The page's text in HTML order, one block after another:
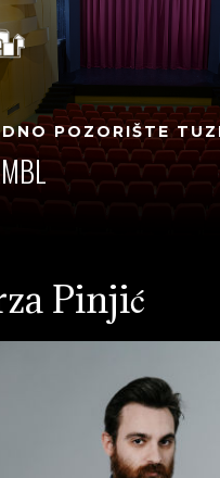
POZORIŠTE
Pinjić